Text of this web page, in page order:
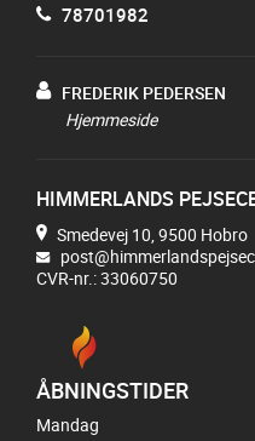
78701982
FREDERIK PEDERSEN
Hjemmeside
HIMMERLANDS
Smedevej 10, 9500 Hobro
CVR-nr.: 33060750
ÅBNINGSTIDER
Mandag